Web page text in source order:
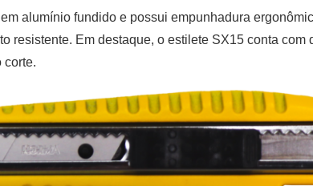
alumínio fundido e possui empunhadura
resistente. Em destaque, o estilete SX15 conta com
corte.